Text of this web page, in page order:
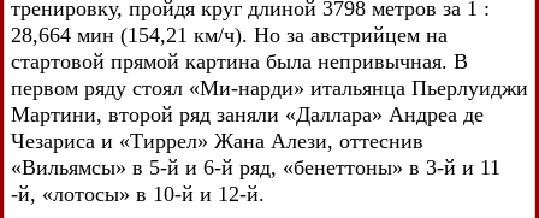
тренировку, пройдя круг длиной 3798 метров за 1 :
28,664 мин (154,21 км/ч). Но за австрийцем на
стартовой прямой картина была непривычная. В
первом ряду стоял «Ми-нарди» итальянца Пьерлуиджи
Мартини, второй ряд заняли «Даллара» Андреа де
Чезариса и «Тиррел» Жана Алези, оттеснив
«Вильямсы» в 5-й и 6-й ряд, «бенеттоны» в 3-й и 11
-й, «лотосы» в 10-й и 12-й.